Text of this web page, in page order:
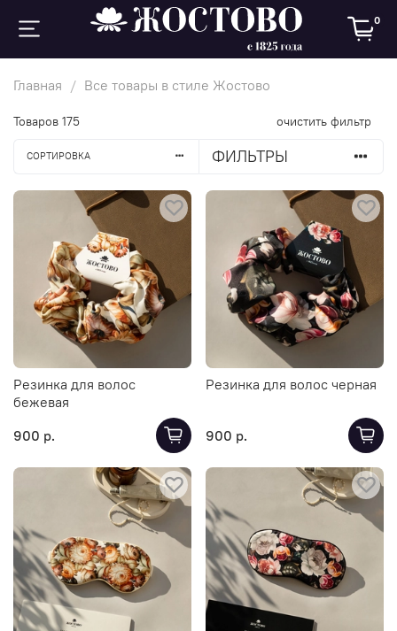
0
Главная Все товары в стиле Жостово
Товаров 175 очистить фильтр
СОРТИРОВКА ФИЛЬТРЫ
Резинка для волос
бежевая
900 р.
Резинка для волос черная
900 р.